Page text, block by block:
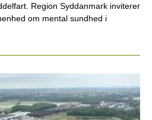
Region Syddanmark inviterer
om mental sundhed i